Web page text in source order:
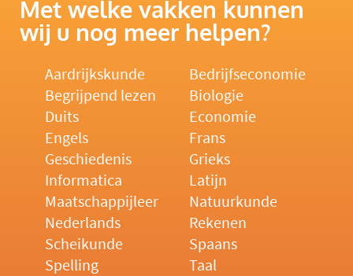
Met welke vakken kunnen
wij u nog meer helpen?
Aardrijkskunde
Bedrijfseconomie
Begrijpend lezen
Biologie
Duits
Economie
Engels
Frans
Geschiedenis
Grieks
Informatica
Latijn
Maatschappijleer
Natuurkunde
Nederlands
Rekenen
Scheikunde
Spaans
Spelling
Taal